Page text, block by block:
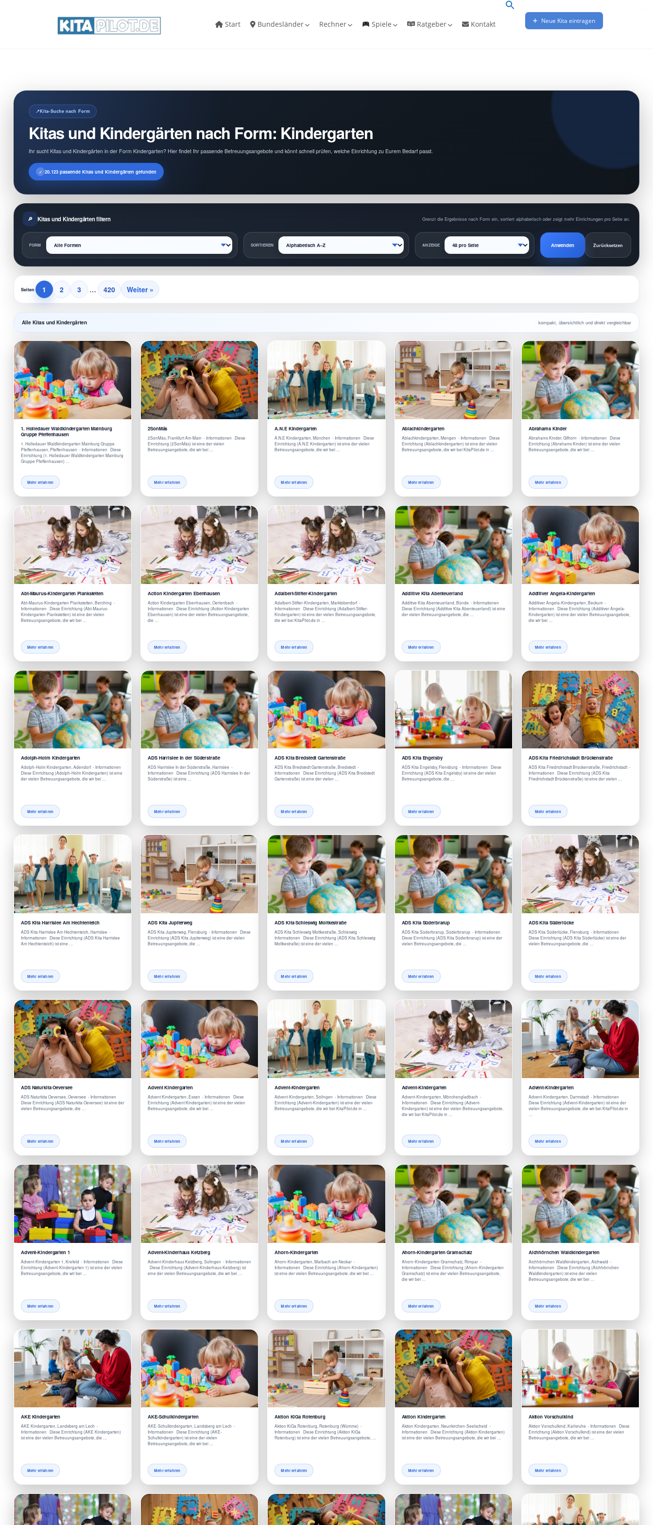
Start Bundesländer Rechner Spiele Ratgeber Kontakt Neue Kita eintragen
Kita-Suche nach Form
Kitas und Kindergärten nach Form: Kindergarten
Ihr sucht Kitas und Kindergärten in der Form Kindergarten? Hier findet Ihr passende Betreuungsangebote und könnt schnell prüfen, welche Einrichtung zu Eurem Bedarf passt.
20.123 passende Kitas und Kindergärten gefunden
Kitas und Kindergärten filtern Grenzt die Ergebnisse nach Form ein, sortiert alphabetisch oder zeigt mehr Einrichtungen pro Seite an.
FORM SORTIEREN ANZEIGE Anwenden Zurücksetzen
Seiten 1 2 3 … 420 Weiter »
Alle Kitas und Kindergärten kompakt, übersichtlich und direkt vergleichbar
1. Holledauer Waldkindergarten Mainburg
Gruppe Pfeffenhausen
1. Holledauer Waldkindergarten Mainburg Gruppe
Pfeffenhausen, Pfeffenhausen - Informationen Diese
Einrichtung (1. Holledauer Waldkindergarten Mainburg
Gruppe Pfeffenhausen) …
Mehr erfahren
2SonMás
2SonMás, Frankfurt Am Main - Informationen Diese
Einrichtung (2SonMás) ist eine der vielen
Betreuungsangebote, die wir bei …
Mehr erfahren
A.N.E Kindergarten
A.N.E Kindergarten, München - Informationen Diese
Einrichtung (A.N.E Kindergarten) ist eine der vielen
Betreuungsangebote, die wir bei …
Mehr erfahren
Ablachkindergarten
Ablachkindergarten, Mengen - Informationen Diese
Einrichtung (Ablachkindergarten) ist eine der vielen
Betreuungsangebote, die wir bei KitaPilot.de in …
Mehr erfahren
Abrahams Kinder
Abrahams Kinder, Gifhorn - Informationen Diese
Einrichtung (Abrahams Kinder) ist eine der vielen
Betreuungsangebote, die wir bei …
Mehr erfahren
Abt-Maurus-Kindergarten Plankstetten
Abt-Maurus-Kindergarten Plankstetten, Berching -
Informationen Diese Einrichtung (Abt-Maurus-
Kindergarten Plankstetten) ist eine der vielen
Betreuungsangebote, die wir bei …
Mehr erfahren
Action Kindergarten Ebenhausen
Action Kindergarten Ebenhausen, Oerlenbach -
Informationen Diese Einrichtung (Action Kindergarten
Ebenhausen) ist eine der vielen Betreuungsangebote,
die …
Mehr erfahren
Adalbert-Stifter-Kindergarten
Adalbert-Stifter-Kindergarten, Marktoberdorf -
Informationen Diese Einrichtung (Adalbert-Stifter-
Kindergarten) ist eine der vielen Betreuungsangebote,
die wir bei KitaPilot.de in …
Mehr erfahren
Additive Kita Abenteuerland
Additive Kita Abenteuerland, Bünde - Informationen
Diese Einrichtung (Additive Kita Abenteuerland) ist eine
der vielen Betreuungsangebote, die …
Mehr erfahren
Additiver Angela-Kindergarten
Additiver Angela-Kindergarten, Beckum -
Informationen Diese Einrichtung (Additiver Angela-
Kindergarten) ist eine der vielen Betreuungsangebote,
die wir bei …
Mehr erfahren
Adolph-Holm Kindergarten
Adolph-Holm Kindergarten, Adendorf - Informationen
Diese Einrichtung (Adolph-Holm Kindergarten) ist eine
der vielen Betreuungsangebote, die wir bei …
Mehr erfahren
ADS Harrislee In der Süderstraße
ADS Harrislee In der Süderstraße, Harrislee -
Informationen Diese Einrichtung (ADS Harrislee In der
Süderstraße) ist eine …
Mehr erfahren
ADS Kita Bredstedt Gartenstraße
ADS Kita Bredstedt Gartenstraße, Bredstedt -
Informationen Diese Einrichtung (ADS Kita Bredstedt
Gartenstraße) ist eine der vielen …
Mehr erfahren
ADS Kita Engelsby
ADS Kita Engelsby, Flensburg - Informationen Diese
Einrichtung (ADS Kita Engelsby) ist eine der vielen
Betreuungsangebote, die …
Mehr erfahren
ADS Kita Friedrichstadt Brückenstraße
ADS Kita Friedrichstadt Brückenstraße, Friedrichstadt -
Informationen Diese Einrichtung (ADS Kita
Friedrichstadt Brückenstraße) ist eine der vielen …
Mehr erfahren
ADS Kita Harrislee Am Hechtenteich
ADS Kita Harrislee Am Hechtenteich, Harrislee -
Informationen Diese Einrichtung (ADS Kita Harrislee
Am Hechtenteich) ist eine …
Mehr erfahren
ADS Kita Jupiterweg
ADS Kita Jupiterweg, Flensburg - Informationen Diese
Einrichtung (ADS Kita Jupiterweg) ist eine der vielen
Betreuungsangebote, die …
Mehr erfahren
ADS Kita Schleswig Moltkestraße
ADS Kita Schleswig Moltkestraße, Schleswig -
Informationen Diese Einrichtung (ADS Kita Schleswig
Moltkestraße) ist eine der vielen …
Mehr erfahren
ADS Kita Süderbrarup
ADS Kita Süderbrarup, Süderbrarup - Informationen
Diese Einrichtung (ADS Kita Süderbrarup) ist eine der
vielen Betreuungsangebote, die …
Mehr erfahren
ADS Kita Süderlücke
ADS Kita Süderlücke, Flensburg - Informationen
Diese Einrichtung (ADS Kita Süderlücke) ist eine der
vielen Betreuungsangebote, die …
Mehr erfahren
ADS Naturkita Oeversee
ADS Naturkita Oeversee, Oeversee - Informationen
Diese Einrichtung (ADS Naturkita Oeversee) ist eine der
vielen Betreuungsangebote, die …
Mehr erfahren
Advent Kindergarten
Advent Kindergarten, Essen - Informationen Diese
Einrichtung (Advent Kindergarten) ist eine der vielen
Betreuungsangebote, die wir bei …
Mehr erfahren
Advent-Kindergarten
Advent-Kindergarten, Solingen - Informationen Diese
Einrichtung (Advent-Kindergarten) ist eine der vielen
Betreuungsangebote, die wir bei KitaPilot.de in …
Mehr erfahren
Advent-Kindergarten
Advent-Kindergarten, Mönchengladbach -
Informationen Diese Einrichtung (Advent-
Kindergarten) ist eine der vielen Betreuungsangebote,
die wir bei KitaPilot.de in …
Mehr erfahren
Advent-Kindergarten
Advent-Kindergarten, Darmstadt - Informationen
Diese Einrichtung (Advent-Kindergarten) ist eine der
vielen Betreuungsangebote, die wir bei KitaPilot.de in
Mehr erfahren
Advent-Kindergarten 1
Advent-Kindergarten 1, Krefeld - Informationen Diese
Einrichtung (Advent-Kindergarten 1) ist eine der vielen
Betreuungsangebote, die wir bei …
Mehr erfahren
Advent-Kinderhaus Ketzberg
Advent-Kinderhaus Ketzberg, Solingen - Informationen
Diese Einrichtung (Advent-Kinderhaus Ketzberg) ist
eine der vielen Betreuungsangebote, die wir bei …
Mehr erfahren
Ahorn-Kindergarten
Ahorn-Kindergarten, Marbach am Neckar -
Informationen Diese Einrichtung (Ahorn-Kindergarten)
ist eine der vielen Betreuungsangebote, die wir bei …
Mehr erfahren
Ahorn-Kindergarten Gramschatz
Ahorn-Kindergarten Gramschatz, Rimpar -
Informationen Diese Einrichtung (Ahorn-Kindergarten
Gramschatz) ist eine der vielen Betreuungsangebote,
die wir bei …
Mehr erfahren
Aichhörnchen Waldkindergarten
Aichhörnchen Waldkindergarten, Aichwald -
Informationen Diese Einrichtung (Aichhörnchen
Waldkindergarten) ist eine der vielen
Betreuungsangebote, die wir bei …
Mehr erfahren
AKE Kindergarten
AKE Kindergarten, Landsberg am Lech -
Informationen Diese Einrichtung (AKE Kindergarten)
ist eine der vielen Betreuungsangebote, die …
Mehr erfahren
AKE-Schulkindergarten
AKE-Schulkindergarten, Landsberg am Lech -
Informationen Diese Einrichtung (AKE-
Schulkindergarten) ist eine der vielen
Betreuungsangebote, die wir bei …
Mehr erfahren
Aktion KiGa Rotenburg
Aktion KiGa Rotenburg, Rotenburg (Wümme) -
Informationen Diese Einrichtung (Aktion KiGa
Rotenburg) ist eine der vielen Betreuungsangebote, …
Mehr erfahren
Aktion Kindergarten
Aktion Kindergarten, Neunkirchen-Seelscheid -
Informationen Diese Einrichtung (Aktion Kindergarten)
ist eine der vielen Betreuungsangebote, die wir bei …
Mehr erfahren
Aktion Vorschulkind
Aktion Vorschulkind, Karlsruhe - Informationen Diese
Einrichtung (Aktion Vorschulkind) ist eine der vielen
Betreuungsangebote, die wir bei …
Mehr erfahren